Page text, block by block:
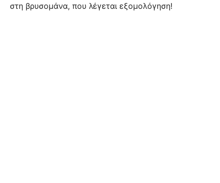
στη βρυσομάνα, που λέγεται εξομολόγηση!